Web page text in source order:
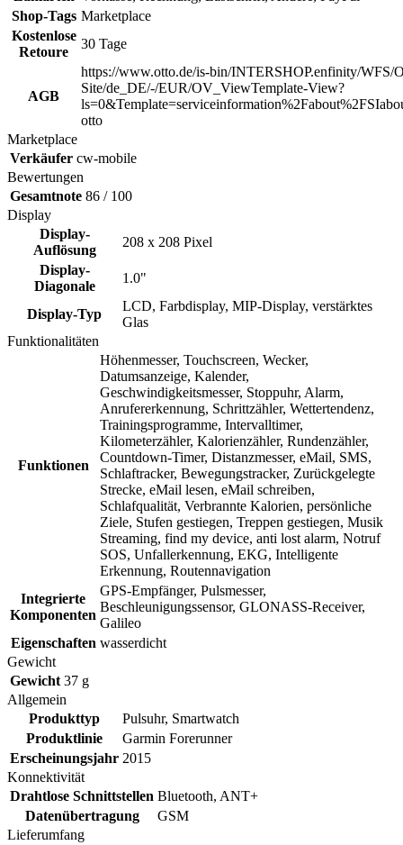
Shop-Tags Marketplace
Kostenlose
Retoure
30 Tage
AGB
https://www.otto.de/is-bin/INTERSHOP.enfinity/WFS/
Site/de_DE/-/EUR/OV_ViewTemplate-View?
otto
Marketplace
Verkäufer cw-mobile
Bewertungen
Gesamtnote 86 / 100
Display
Display-
Auflösung
208 x 208 Pixel
Display-
Diagonale
1.0"
Display-Typ
LCD, Farbdisplay, MIP-Display, verstärktes
Glas
Funktionalitäten
Funktionen
Höhenmesser, Touchscreen, Wecker,
Datumsanzeige, Kalender,
Geschwindigkeitsmesser, Stoppuhr, Alarm,
Anrufererkennung, Schrittzähler, Wettertendenz,
Trainingsprogramme, Intervalltimer,
Kilometerzähler, Kalorienzähler, Rundenzähler,
Countdown-Timer, Distanzmesser, eMail, SMS,
Schlaftracker, Bewegungstracker, Zurückgelegte
Strecke, eMail lesen, eMail schreiben,
Schlafqualität, Verbrannte Kalorien, persönliche
Ziele, Stufen gestiegen, Treppen gestiegen, Musik
Streaming, find my device, anti lost alarm, Notruf
SOS, Unfallerkennung, EKG, Intelligente
Erkennung, Routennavigation
Integrierte
Komponenten
GPS-Empfänger, Pulsmesser,
Beschleunigungssensor, GLONASS-Receiver,
Galileo
Eigenschaften wasserdicht
Gewicht
Gewicht 37 g
Allgemein
Produkttyp
Pulsuhr, Smartwatch
Produktlinie
Garmin Forerunner
Erscheinungsjahr 2015
Konnektivität
Drahtlose Schnittstellen Bluetooth, ANT+
Datenübertragung
GSM
Lieferumfang